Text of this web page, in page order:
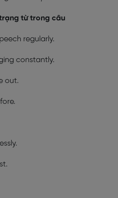
từ trong câu
regularly.
constantly.
out.